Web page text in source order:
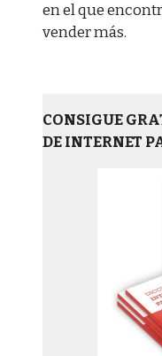
en el que
vender más.
CONSIGUE
DE INTERNET